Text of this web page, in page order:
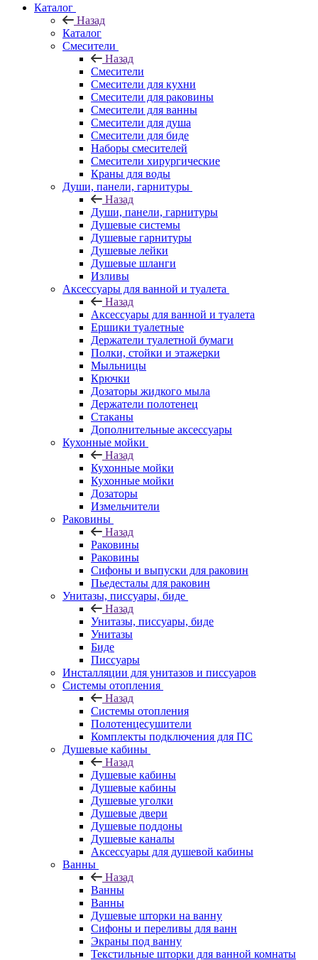
Каталог
Назад
Каталог
Смесители
Назад
Смесители
Смесители для кухни
Смесители для раковины
Смесители для ванны
Смесители для душа
Смесители для биде
Наборы смесителей
Смесители хирургические
Краны для воды
Души, панели, гарнитуры
Назад
Души, панели, гарнитуры
Душевые системы
Душевые гарнитуры
Душевые лейки
Душевые шланги
Изливы
Аксессуары для ванной и туалета
Назад
Аксессуары для ванной и туалета
Ершики туалетные
Держатели туалетной бумаги
Полки, стойки и этажерки
Мыльницы
Крючки
Дозаторы жидкого мыла
Держатели полотенец
Стаканы
Дополнительные аксессуары
Кухонные мойки
Назад
Кухонные мойки
Кухонные мойки
Дозаторы
Измельчители
Раковины
Назад
Раковины
Раковины
Сифоны и выпуски для раковин
Пьедесталы для раковин
Унитазы, писсуары, биде
Назад
Унитазы, писсуары, биде
Унитазы
Биде
Писсуары
Инсталляции для унитазов и писсуаров
Системы отопления
Назад
Системы отопления
Полотенцесушители
Комплекты подключения для ПС
Душевые кабины
Назад
Душевые кабины
Душевые кабины
Душевые уголки
Душевые двери
Душевые поддоны
Душевые каналы
Аксессуары для душевой кабины
Ванны
Назад
Ванны
Ванны
Душевые шторки на ванну
Сифоны и переливы для ванн
Экраны под ванну
Текстильные шторки для ванной комнаты